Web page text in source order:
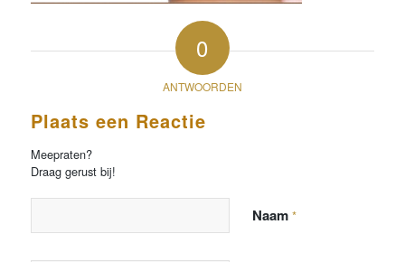
0
ANTWOORDEN
Plaats een Reactie
Meepraten?
Draag gerust bij!
Naam *